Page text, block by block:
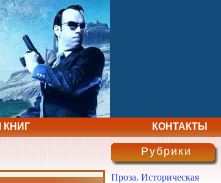
КНИГ КОНТАКТЫ
Рубрики
Проза. Историческая